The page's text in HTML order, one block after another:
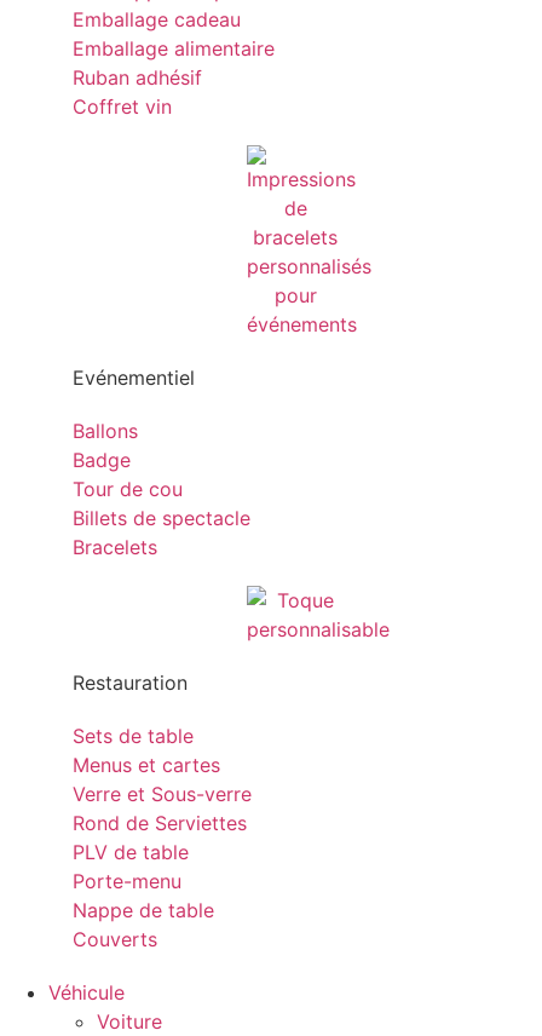
Emballage cadeau
Emballage alimentaire
Ruban adhésif
Coffret vin
Evénementiel
Ballons
Badge
Tour de cou
Billets de spectacle
Bracelets
Restauration
Sets de table
Menus et cartes
Verre et Sous-verre
Rond de Serviettes
PLV de table
Porte-menu
Nappe de table
Couverts
Véhicule
Voiture